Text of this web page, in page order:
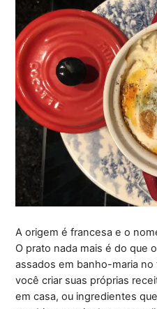
A origem é francesa e o
O prato nada mais é do que
assados em banho-maria
você criar suas próprias
em casa, ou ingredientes